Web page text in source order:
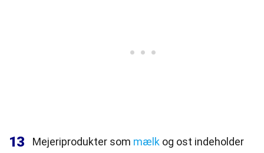
13 Mejeriprodukter som mælk og ost indeholder